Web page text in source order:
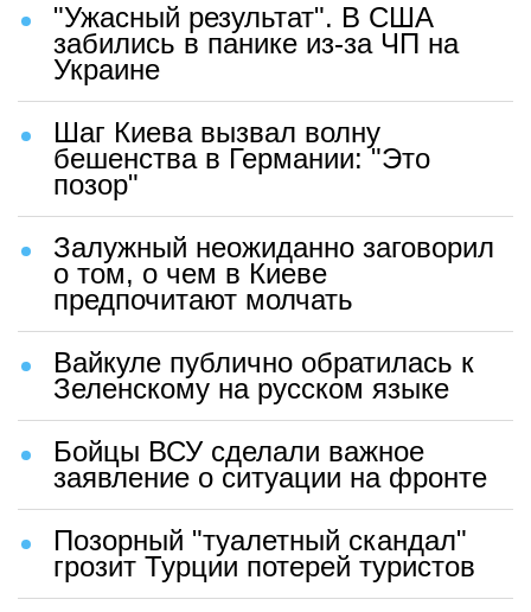
"Ужасный результат". В США
забились в панике из-за ЧП на
Украине
Шаг Киева вызвал волну
бешенства в Германии: "Это
позор"
Залужный неожиданно заговорил
о том, о чем в Киеве
предпочитают молчать
Вайкуле публично обратилась к
Зеленскому на русском языке
Бойцы ВСУ сделали важное
заявление о ситуации на фронте
Позорный "туалетный скандал"
грозит Турции потерей туристов